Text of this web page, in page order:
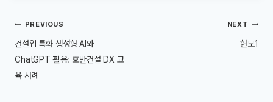
글
내
비
게
PREVIOUS
건설업 특화 생성형 AI와
ChatGPT 활용: 호반건설 DX 교
육 사례
NEXT
현모1